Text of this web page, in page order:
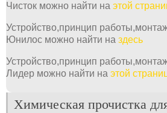
Чисток можно найти на этой
Устройство,принцип
Юнилос можно найти на здесь
Устройство,принцип
Лидер можно найти на этой
Химическая прочистка